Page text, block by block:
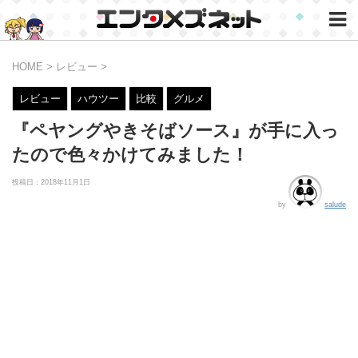
HOME > レビュー >
レビュー ハウツー 比較 グルメ
『ペヤングやきそばソース』が手に入っ
たので色々かけてみました！
投稿日： 2018年11月1日
by salude